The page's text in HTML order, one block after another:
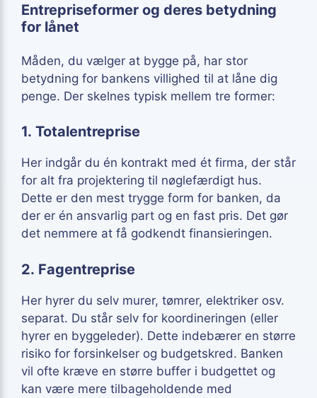
Entrepriseformer og deres betydning
for lånet
Måden, du vælger at bygge på, har stor
betydning for bankens villighed til at låne dig
penge. Der skelnes typisk mellem tre former:
1. Totalentreprise
Her indgår du én kontrakt med ét firma, der står
for alt fra projektering til nøglefærdigt hus.
Dette er den mest trygge form for banken, da
der er én ansvarlig part og en fast pris. Det gør
det nemmere at få godkendt finansieringen.
2. Fagentreprise
Her hyrer du selv murer, tømrer, elektriker osv.
separat. Du står selv for koordineringen (eller
hyrer en byggeleder). Dette indebærer en større
risiko for forsinkelser og budgetskred. Banken
vil ofte kræve en større buffer i budgettet og
kan være mere tilbageholdende med